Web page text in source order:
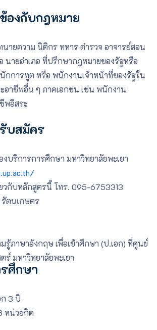
องกับกฎหมาย
ายความ นิติกร ทหาร ตำรวจ อาจารย์สอน
นายอำเภอ ที่ปรึกษากฎหมายของรัฐหรือ
กการทูต หรือ พนักงานเจ้าหน้าที่ของรัฐใน
อาชีพอื่น ๆ ภาคเอกชน เช่น พนักงาน
พอิสระ
บสมัคร
บริการการศึกษา มหาวิทยาลัยพะเยา
วกับหลักสูตรนี้ โทร. 095-6753313
ตนเกษตร
รู้ภาษาอังกฤษ เพื่อเข้าศึกษา (ป.เอก) ที่ศูนย์
มหาวิทยาลัยพะเยา
รศึกษา
3 ปี
หน่วยกิต